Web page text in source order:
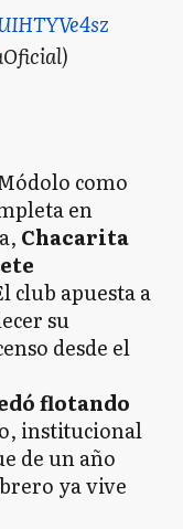
como
en
Chacarita
club apuesta a
su
desde el
flotando
institucional
de un año
ya vive